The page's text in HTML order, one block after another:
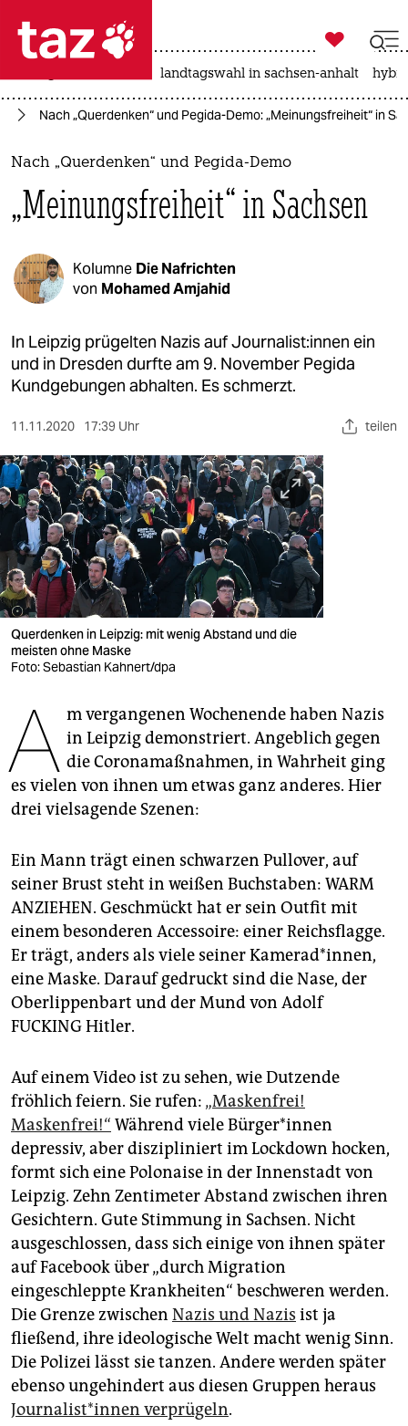
 taz zahl ich
taz zahl ich
themen
politik
öko
gesellschaft
kultur
sport
nord
wahrheit
verlag
verlag
veranstaltungen
shop
fragen & hilfe
unterstützen
abo
genossenschaft
epaper login

taz zahl ich
landtagswahl in sachsen-anhalt
Nach „Querdenken“ und Pegida-Demo: „Meinungsfreiheit“ in
Nach „Querdenken“ und Pegida-Demo
„Meinungsfreiheit“ in Sachsen
Kolumne Die Nafrichten
von Mohamed Amjahid
In Leipzig prügelten Nazis auf Journalist:innen ein
und in Dresden durfte am 9. November Pegida
Kundgebungen abhalten. Es schmerzt.
11.11.2020 17:39 Uhr teilen
Querdenken in Leipzig: mit wenig Abstand und die
meisten ohne Maske
Foto: Sebastian Kahnert/dpa
A m vergangenen Wochenende haben Nazis
in Leipzig demonstriert. Angeblich gegen
die Coronamaßnahmen, in Wahrheit ging
es vielen von ihnen um etwas ganz anderes. Hier
drei vielsagende Szenen:
Ein Mann trägt einen schwarzen Pullover, auf
seiner Brust steht in weißen Buchstaben: WARM
ANZIEHEN. Geschmückt hat er sein Outfit mit
einem besonderen Accessoire: einer Reichsflagge.
Er trägt, anders als viele seiner Kamerad*innen,
eine Maske. Darauf gedruckt sind die Nase, der
Oberlippenbart und der Mund von Adolf
FUCKING Hitler.
Auf einem Video ist zu sehen, wie Dutzende
fröhlich feiern. Sie rufen: „Maskenfrei!
Maskenfrei!“ Während viele Bürger*innen
depressiv, aber diszipliniert im Lockdown hocken,
formt sich eine Polonaise in der Innenstadt von
Leipzig. Zehn Zentimeter Abstand zwischen ihren
Gesichtern. Gute Stimmung in Sachsen. Nicht
ausgeschlossen, dass sich einige von ihnen später
auf Facebook über „durch Migration
eingeschleppte Krankheiten“ beschweren werden.
Die Grenze zwischen Nazis und Nazis ist ja
fließend, ihre ideologische Welt macht wenig Sinn.
Die Polizei lässt sie tanzen. Andere werden später
ebenso ungehindert aus diesen Gruppen heraus
Journalist*innen verprügeln.